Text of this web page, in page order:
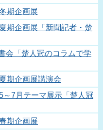
期企画展
期企画展「新聞記者・楚
「楚人冠のコラムで学
期企画展講演会
7月テーマ展示「楚人冠
期企画展